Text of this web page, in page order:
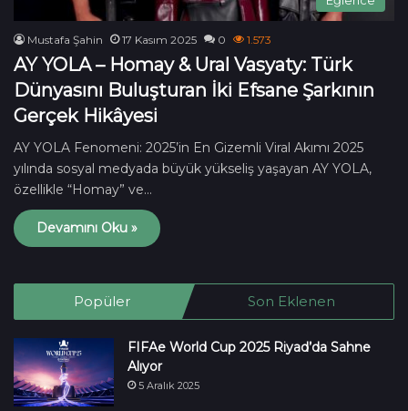
Mustafa Şahin 17 Kasım 2025 0 1.573
AY YOLA – Homay & Ural Vasyaty: Türk
Dünyasını Buluşturan İki Efsane Şarkının
Gerçek Hikâyesi
AY YOLA Fenomeni: 2025’in En Gizemli Viral Akımı 2025
yılında sosyal medyada büyük yükseliş yaşayan AY YOLA,
özellikle “Homay” ve…
Devamını Oku »
Popüler Son Eklenen
FIFAe World Cup 2025 Riyad’da Sahne
Alıyor
5 Aralık 2025